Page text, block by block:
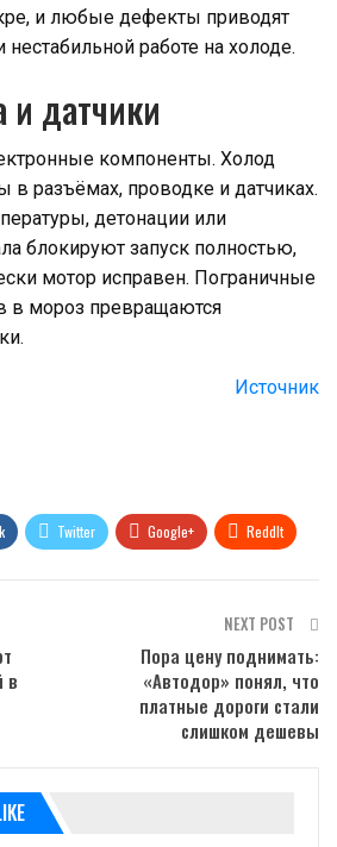
и любые дефекты приводят
нестабильной работе на холоде.
и датчики
компоненты. Холод
в разъёмах, проводке и датчиках.
детонации или
блокируют запуск полностью,
мотор исправен. Пограничные
в мороз превращаются
Источник
Twitter Google+ ReddIt
в
NEXT POST
Пора цену поднимать:
«Автодор» понял, что
платные дороги стали
слишком дешевы